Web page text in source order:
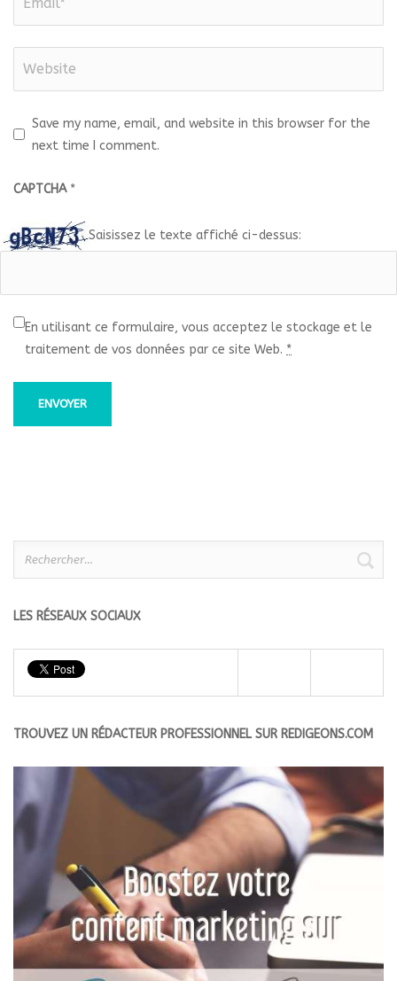
Save my name, email, and website in this browser for the
next time I comment.
CAPTCHA *
Saisissez le texte affiché ci-dessus:
En utilisant ce formulaire, vous acceptez le stockage et le
traitement de vos données par ce site Web. *
LES RÉSEAUX SOCIAUX
TROUVEZ UN RÉDACTEUR PROFESSIONNEL SUR REDIGEONS.COM